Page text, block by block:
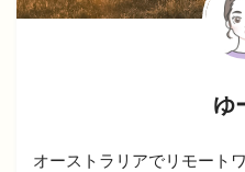
ゆ
オーストラリアでリモート